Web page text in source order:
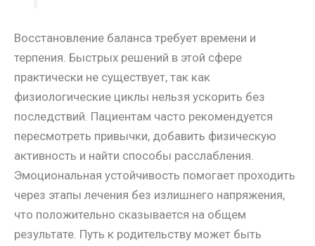
Восстановление баланса требует времени и
терпения. Быстрых решений в этой сфере
практически не существует, так как
физиологические циклы нельзя ускорить без
последствий. Пациентам часто рекомендуется
пересмотреть привычки, добавить физическую
активность и найти способы расслабления.
Эмоциональная устойчивость помогает проходить
через этапы лечения без излишнего напряжения,
что положительно сказывается на общем
результате. Путь к родительству может быть